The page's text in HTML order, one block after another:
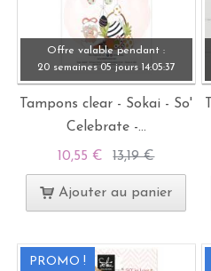
Offre valable pendant :
20 semaines 05 jours 14:05:37
Tampons clear - Sokai - So'
Celebrate -...
10,55 € 13,19 €
Ajouter au panier
PROMO !